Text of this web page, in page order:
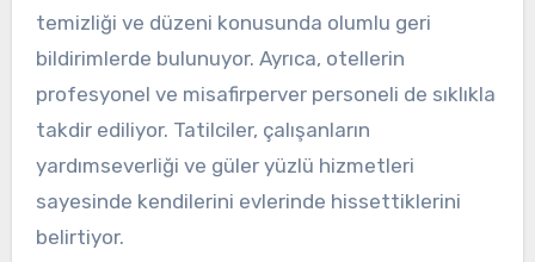
temizliği ve düzeni konusunda olumlu geri
bildirimlerde bulunuyor. Ayrıca, otellerin
profesyonel ve misafirperver personeli de sıklıkla
takdir ediliyor. Tatilciler, çalışanların
yardımseverliği ve güler yüzlü hizmetleri
sayesinde kendilerini evlerinde hissettiklerini
belirtiyor.